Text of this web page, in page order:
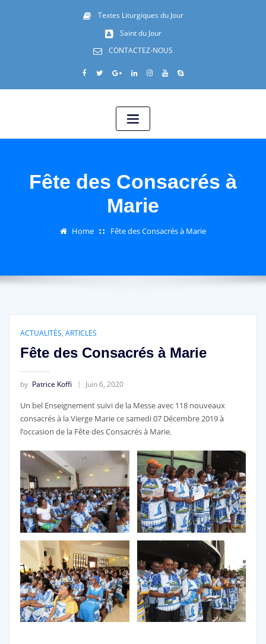
Textes Liturgiques du Jour
Saint du Jour
CONTACTEZ-NOUS
Fête des Consacrés à
Marie
Home Fête des Consacrés à Marie
ACTUALITÉS, ARTICLES
Fête des Consacrés à Marie
by Patrice Koffi Juin 6, 2020
Un bel Enseignement suivi de la Messe avec 118 nouveaux
consacrés à la Vierge Marie ce samedi 07 Décembre 2019 à
l’occasion de la Fête des Consacrés à Marie.